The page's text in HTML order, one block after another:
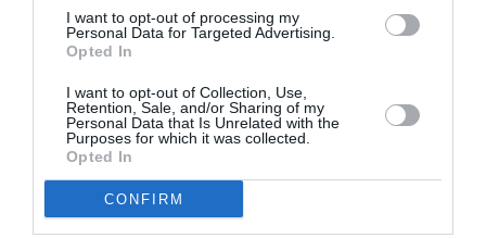
I want to opt-out of processing my
Personal Data for Targeted Advertising.
Opted In
I want to opt-out of Collection, Use,
Retention, Sale, and/or Sharing of my
Personal Data that Is Unrelated with the
Purposes for which it was collected.
Opted In
CONFIRM
Παντελή Αμπαζή
στο Θέατρο
Ρεματιάς
του Αριστοφάνη,
από τον Νίκο
Θέατρο Βράχων